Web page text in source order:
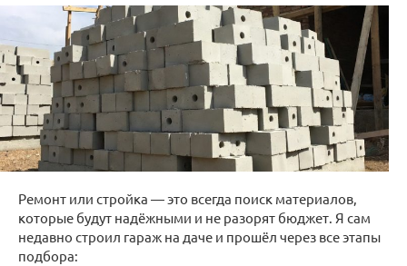
Ремонт или стройка — это всегда поиск материалов,
которые будут надёжными и не разорят бюджет. Я сам
недавно строил гараж на даче и прошёл через все этапы
подбора: